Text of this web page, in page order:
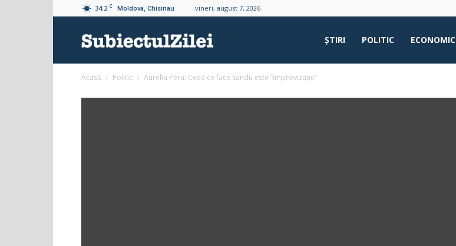
34.2 C Moldova, Chisinau vineri, august 7, 2026
ŞTIRI POLITIC ECONOMIC
Acasă Politic Aurelia Peru: Ceea ce face Sandu este ”improvizație”